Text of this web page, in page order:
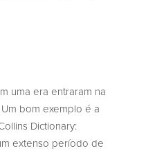
uma era entraram na
bom exemplo é a
Dictionary:
extenso período de